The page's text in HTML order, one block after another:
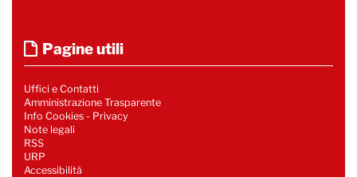
Pagine utili
Uffici e Contatti
Amministrazione Trasparente
Info Cookies - Privacy
Note legali
RSS
URP
Accessibilità